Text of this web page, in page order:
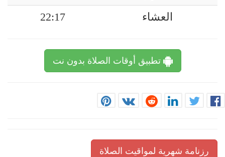
العشاء
22:17
تطبيق أوقات الصلاة بدون نت
رزنامة شهرية لمواقيت الصلاة